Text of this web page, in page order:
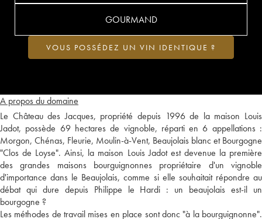
A propos du domaine
Le Château des Jacques, propriété depuis 1996 de la maison Louis
Jadot, possède 69 hectares de vignoble, réparti en 6 appellations :
Morgon, Chénas, Fleurie, Moulin-à-Vent, Beaujolais blanc et Bourgogne
"Clos de Loyse". Ainsi, la maison Louis Jadot est devenue la première
des grandes maisons bourguignonnes propriétaire d'un vignoble
d'importance dans le Beaujolais, comme si elle souhaitait répondre au
débat qui dure depuis Philippe le Hardi : un beaujolais est-il un
bourgogne ?
Les méthodes de travail mises en place sont donc "à la bourguignonne".
GOURMAND
VOUS POSSÉDEZ UN VIN IDENTIQUE ?